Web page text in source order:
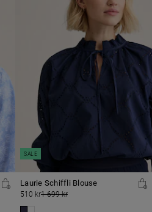
Laurie Schiffli Blouse
510 kr1 699 kr
SALE